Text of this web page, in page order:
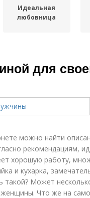
Идеальная
любовница
для
можно найти
рекомендациям,
хорошую работу,
и кухарка,
Может
женщины. Что же на